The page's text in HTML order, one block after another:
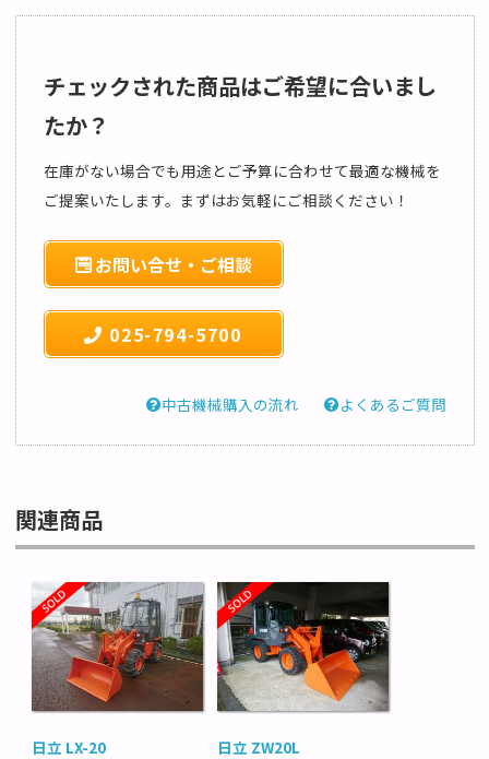
チェックされた商品はご希望に合いまし
たか？
在庫がない場合でも用途とご予算に合わせて最適な機械を
ご提案いたします。まずはお気軽にご相談ください！
お問い合せ・ご相談
025-794-5700
中古機械購入の流れ よくあるご質問
関連商品
日立 LX-20 日立 ZW20L